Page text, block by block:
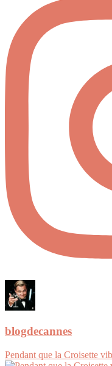
blogdecannes
Pendant que la Croisette